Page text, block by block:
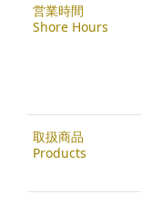
営業時間
Shore Hours
取扱商品
Products